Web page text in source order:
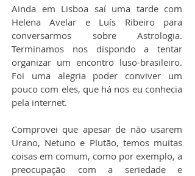
Ainda em Lisboa saí uma tarde com
Helena Avelar e Luís Ribeiro para
conversarmos sobre Astrologia.
Terminamos nos dispondo a tentar
organizar um encontro luso-brasileiro.
Foi uma alegria poder conviver um
pouco com eles, que há nos eu conhecia
pela internet.
Comprovei que apesar de não usarem
Urano, Netuno e Plutão, temos muitas
coisas em comum, como por exemplo, a
preocupação com a seriedade e